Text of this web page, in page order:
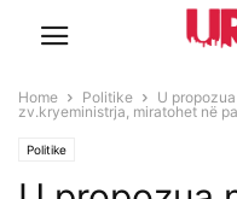
Home Politike
U
zv.kryeministrja, miratohet në
Politike